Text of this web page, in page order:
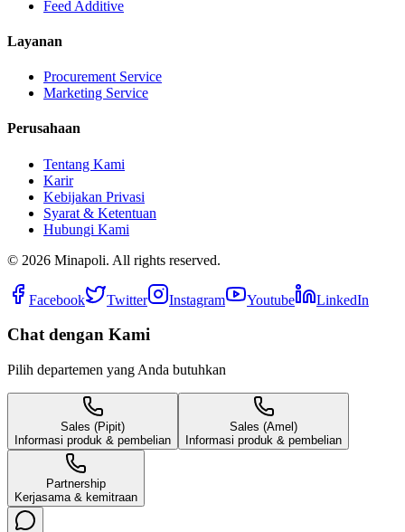
Feed Additive
Layanan
Procurement Service
Marketing Service
Perusahaan
Tentang Kami
Karir
Kebijakan Privasi
Syarat & Ketentuan
Hubungi Kami
© 2026 Minapoli. All rights reserved.
Facebook Twitter Instagram Youtube LinkedIn
Chat dengan Kami
Pilih departemen yang Anda butuhkan
Sales (Pipit)
Informasi produk & pembelian
Sales (Amel)
Informasi produk & pembelian
Partnership
Kerjasama & kemitraan